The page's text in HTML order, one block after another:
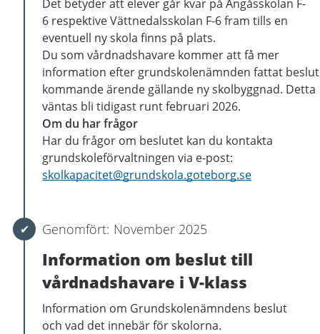
Det betyder att elever går kvar på Ängåsskolan F-
6 respektive Vättnedalsskolan F-6 fram tills en
eventuell ny skola finns på plats.
Du som vårdnadshavare kommer att få mer
information efter grundskolenämnden fattat
kommande ärende gällande ny skolbyggnad. Detta
väntas bli tidigast runt februari 2026.
Om du har frågor
Har du frågor om beslutet kan du kontakta
grundskoleförvaltningen via e-post:
skolkapacitet@grundskola.goteborg.se
November 2025
Information om beslut till
vårdnadshavare i V-klass
Information om Grundskolenämndens beslut
och vad det innebär för skolorna.